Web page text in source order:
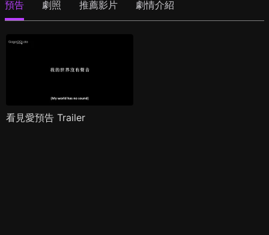
預告 劇照 推薦影片 劇情介紹
看見愛預告 Trailer